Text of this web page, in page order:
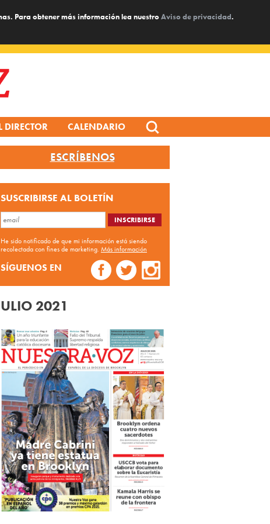
Para obtener más información lea nuestroAviso de privacidad.
DIRECTOR CALENDARIO
Search
for:
ESCRÍBENOS
SUSCRIBIRSE AL BOLETÍN
He sido notificado de que mi información está siendo
recolectada con fines de marketing. Más información
SÍGUENOS EN
2021